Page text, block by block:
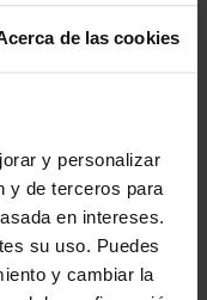
de las cookies
y personalizar
y de terceros para
en intereses.
su uso. Puedes
y cambiar la